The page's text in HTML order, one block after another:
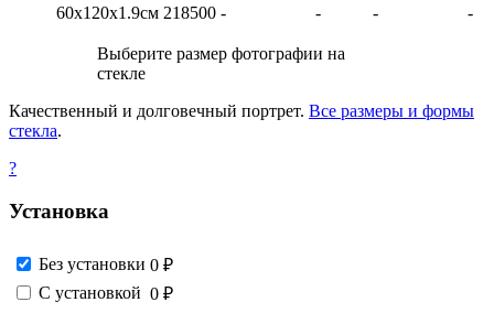
60х120х1.9см 218500 - - - -
Выберите размер фотографии на
стекле
Качественный и долговечный портрет. Все размеры и формы
стекла.
?
Установка
Без установки 0 ₽
С установкой 0 ₽